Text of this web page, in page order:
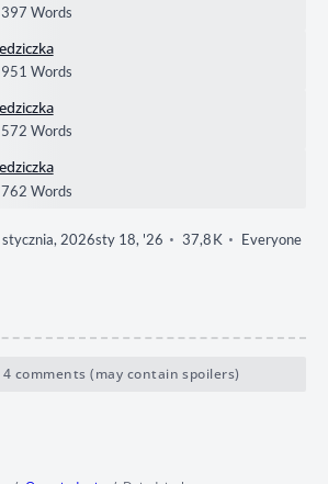
Words
Words
Words
Words
2026sty 18, '26 37,8 K Everyone
comments (may contain spoilers)